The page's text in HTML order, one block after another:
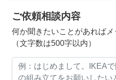
ご依頼相談内容
何か聞きたいことがあれば
（文字数は500字以内）